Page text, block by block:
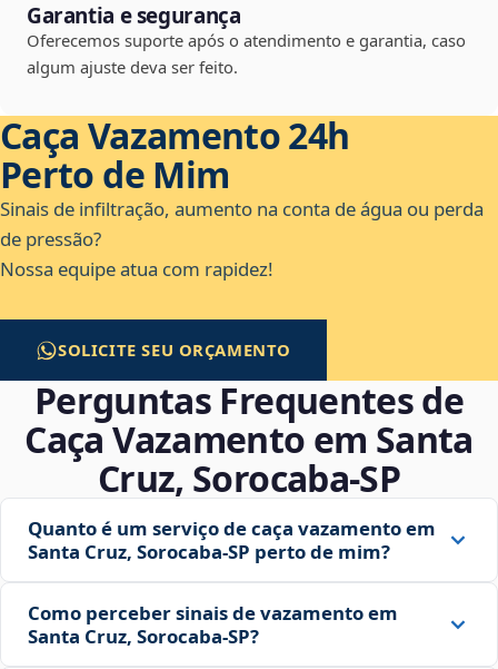
Garantia e segurança
Oferecemos suporte após o atendimento e garantia, caso
algum ajuste deva ser feito.
Caça Vazamento 24h
Perto de Mim
Sinais de infiltração, aumento na conta de água ou perda
de pressão?
Nossa equipe atua com rapidez!
SOLICITE SEU ORÇAMENTO
Perguntas Frequentes de
Caça Vazamento em Santa
Cruz, Sorocaba‑SP
Quanto é um serviço de caça vazamento em
Santa Cruz, Sorocaba‑SP perto de mim?
Como perceber sinais de vazamento em
Santa Cruz, Sorocaba‑SP?